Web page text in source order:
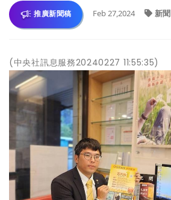
推廣新聞稿 Feb 27,2024 新聞
(中央社訊息服務20240227 11:55:35)